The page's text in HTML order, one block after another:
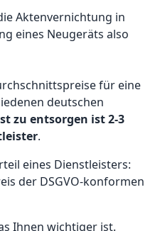
Aktenvernichtung in
eines Neugeräts also
für eine
deutschen
zu entsorgen ist 2-3
.
eines Dienstleisters:
der DSGVO-konformen
Ihnen wichtiger ist.